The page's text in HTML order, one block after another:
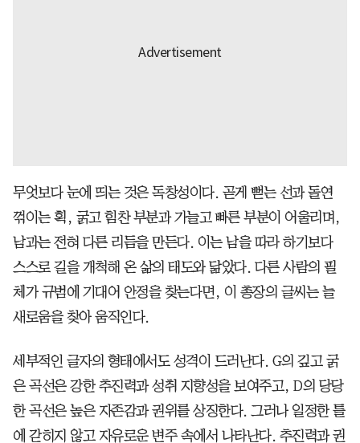
무엇보다 눈에 띄는 것은 독창성이다. 곧게 뻗는 선과 돌연
꺾이는 획, 굵고 힘찬 부분과 가늘고 빠른 부분이 어울리며,
남과는 전혀 다른 리듬을 만든다. 이는 남을 따라 하기보다
스스로 길을 개척해 온 삶의 태도와 닮았다. 다른 사람의 필
체가 규범에 기대어 안정을 찾는다면, 이 총장의 글씨는 늘
새로움을 찾아 움직인다.
세부적인 글자의 형태에서도 성격이 드러난다. G의 깊고 굵
은 곡선은 강한 추진력과 성취 지향성을 보여주고, D의 당당
한 곡선은 높은 자존감과 권위를 상징한다. 그러나 일정한 틀
에 갇히지 않고 자유로운 변주 속에서 나타난다. 추진력과 권